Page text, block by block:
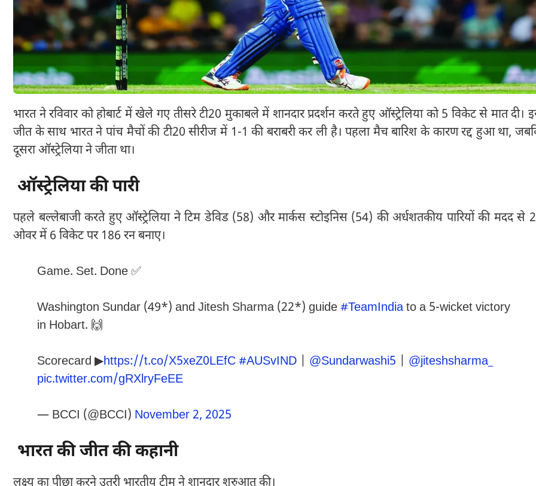
भारत ने रविवार को होबार्ट में खेले गए तीसरे टी20 मुकाबले में शानदार प्रदर्शन करते हुए ऑस्ट्रेलिया को 5 विकेट से मात दी।
जीत के साथ भारत ने पांच मैचों की टी20 सीरीज में 1-1 की बराबरी कर ली है। पहला मैच बारिश के कारण रद्द हुआ था,
दूसरा ऑस्ट्रेलिया ने जीता था।
ऑस्ट्रेलिया की पारी
पहले बल्लेबाजी करते हुए ऑस्ट्रेलिया ने टिम डेविड (58) और मार्कस स्टोइनिस (54) की अर्धशतकीय पारियों की मदद से
ओवर में 6 विकेट पर 186 रन बनाए।
Game. Set. Done ✅
Washington Sundar (49*) and Jitesh Sharma (22*) guide#TeamIndiato a 5-wicket victory
in Hobart. 🙌
Scorecard ▶https://t.co/X5xeZ0LEfC#AUSvIND @Sundarwashi5
@jiteshsharma_
pic.twitter.com/gRXlryFeEE
— BCCI (@BCCI) November 2, 2025
भारत की जीत की कहानी
लक्ष्य का पीछा करने उतरी भारतीय टीम ने शानदार शुरुआत की।